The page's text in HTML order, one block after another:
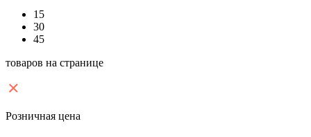
15
30
45
товаров на странице
Розничная цена